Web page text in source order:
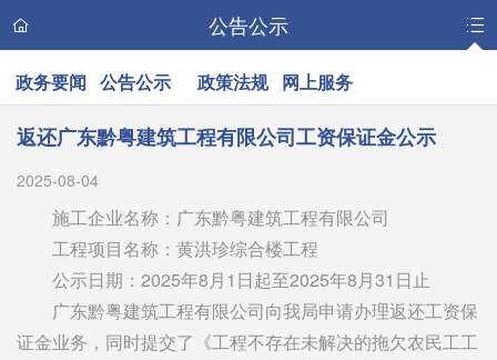
公告公示
政务要闻 公告公示 政策法规 网上服务
返还广东黔粤建筑工程有限公司工资保证金公示
2025-08-04
施工企业名称：广东黔粤建筑工程有限公司
工程项目名称：黄洪珍综合楼工程
公示日期：2025年8月1日起至2025年8月31日止
广东黔粤建筑工程有限公司向我局申请办理返还工资保
证金业务，同时提交了《工程不存在未解决的拖欠农民工工